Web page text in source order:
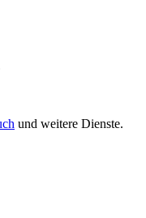
und weitere Dienste.